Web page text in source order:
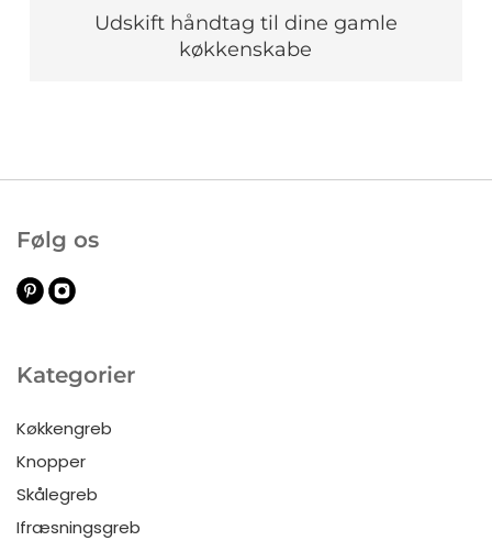
Udskift håndtag til dine gamle
køkkenskabe
Kategorier
Køkkengreb
Knopper
Skålegreb
Ifræsningsgreb
Følg os